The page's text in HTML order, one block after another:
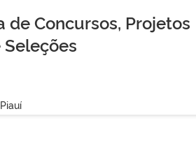
de Concursos, Projetos